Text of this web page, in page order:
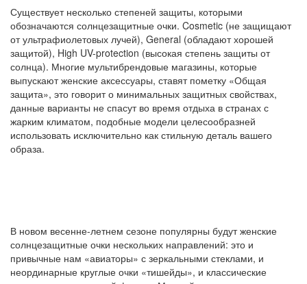
Существует несколько степеней защиты, которыми
обозначаются солнцезащитные очки. Cosmetic (не защищают
от ультрафиолетовых лучей), General (обладают хорошей
защитой), High UV-protection (высокая степень защиты от
солнца). Многие мультибрендовые магазины, которые
выпускают женские аксессуары, ставят пометку «Общая
защита», это говорит о минимальных защитных свойствах,
данные варианты не спасут во время отдыха в странах с
жарким климатом, подобные модели целесообразней
использовать исключительно как стильную деталь вашего
образа.
В новом весенне-летнем сезоне популярны будут женские
солнцезащитные очки нескольких направлений: это и
привычные нам «авиаторы» с зеркальными стеклами, и
неординарные круглые очки «тишейды», и классические